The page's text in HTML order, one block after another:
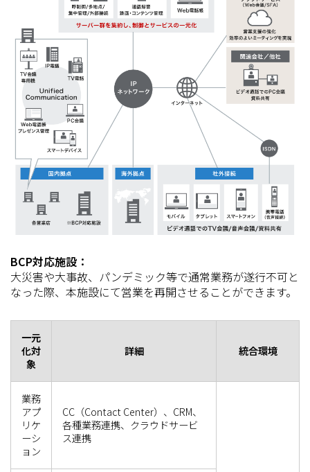
BCP対応施設：
大災害や大事故、パンデミック等で通常業務が遂行不可と
なった際、本施設にて営業を再開させることができます。
一元
化対
象
詳細 統合環境
業務
アプ
リケ
ーシ
ョン
CC（Contact Center）、CRM、
各種業務連携、クラウドサービ
ス連携